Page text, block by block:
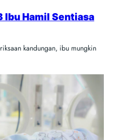
Ibu Hamil Sentiasa
kandungan, ibu mungkin